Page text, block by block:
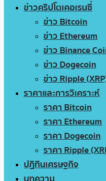
ข่าวคริปโตเคอเรนซี่
ข่าว Bitcoin
ข่าว Ethereum
ข่าว Binance
ข่าว Dogecoin
ข่าว Ripple
ราคาและการวิเคราะห์
ราคา Bitcoin
ราคา Ethereum
ราคา Dogecoin
ราคา Ripple
ปฏิทินเศรษฐกิจ